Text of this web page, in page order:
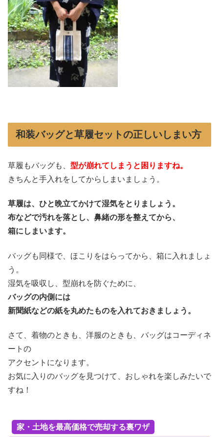
和装バッグと草履セットの正しいしまい方
草履もバッグも、 型が崩れてしまうと困りますね。
きちんと手入れをしてからしまいましょう。
草履は、ひと晩立てかけて湿気をとりましょう。
布などで汚れを落とし、 鼻緒の形を整えてから、
箱にしまいます。
バッグも同様で、ほこりをはらってから、箱に入れましょ
う。
湿気を吸収し、型崩れを防ぐために、
バッグの内側には
新聞紙などの紙を丸めたものを入れておきましょう。
さて、着物のときも、洋服のときも、バッグはコーディネ
ートの
アクセントになります。
お気に入りのバッグを見つけて、おしゃれを楽しみたいで
すね！
家・土地を最高価格で売却する裏ワザ